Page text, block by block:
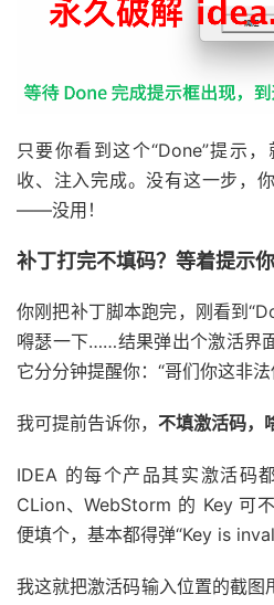
只要你看到这个“Done”提示
收、注入完成。没有这一步，
——没用！
补丁打完不填码？等着提示你
你刚把补丁脚本跑完，刚看到
嘚瑟一下……结果弹出个激活界
它分分钟提醒你：“哥们你这非
我可提前告诉你， 不填激活码，
IDEA 的每个产品其实激活码
CLion、WebStorm 的 Key 可
便填个，基本都得弹“Key is
我这就把激活码输入位置的截图